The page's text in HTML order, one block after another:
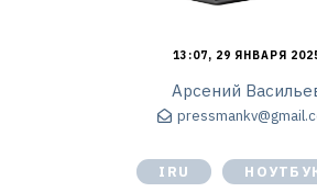
13:07, 29 ЯНВАРЯ
Арсений
IRU